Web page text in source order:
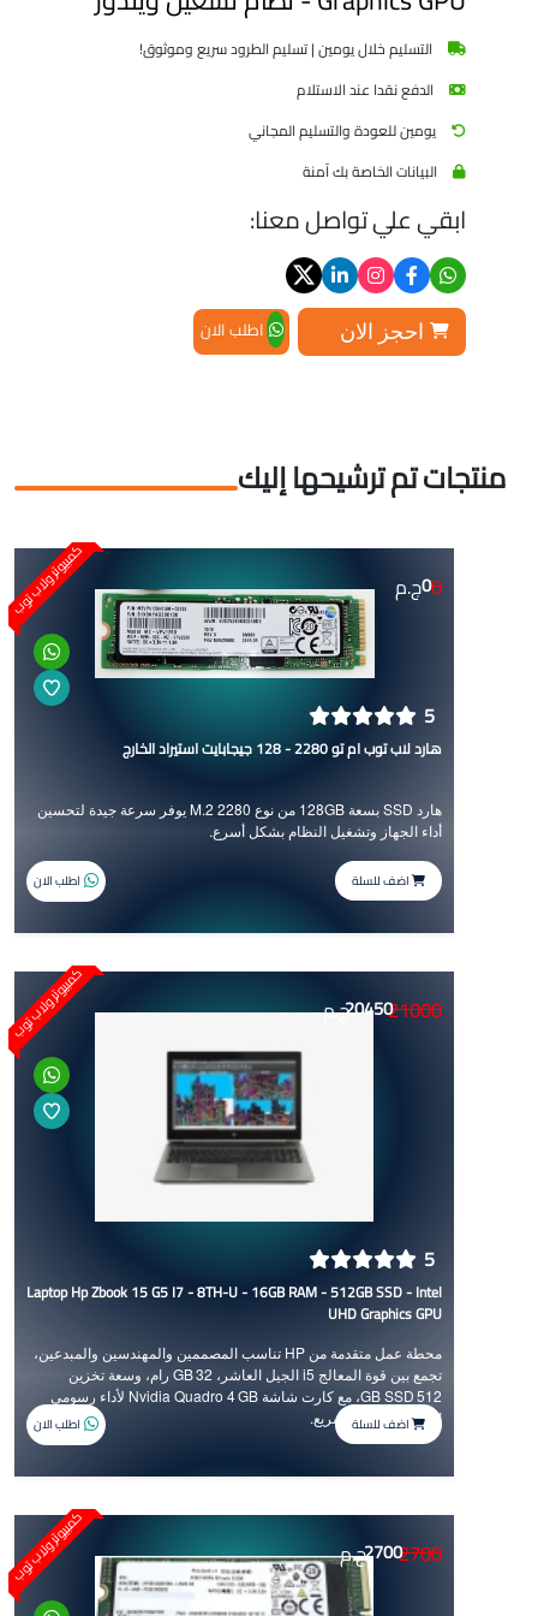
التسليم خلال يومين | تسليم الطرود سريع وموثوق!
الدفع نقدا عند الاستلام
يومين للعودة والتسليم المجاني
البيانات الخاصة بك آمنة
ابقي علي تواصل معنا:
احجز الان اطلب الان
منتجات تم ترشيحها إليك
كمبيوتر ولاب توب
5
هارد لاب توب ام تو 2280 - 128 جيجابايت استيراد الخارج
هارد SSD بسعة 128GB من نوع M.2 2280 يوفر سرعة جيدة لتحسين
أداء الجهاز وتشغيل النظام بشكل أسرع.
0
0ج.م
اضف للسلة اطلب الان
كمبيوتر ولاب توب
5
Laptop Hp Zbook 15 G5 I7 - 8TH-U - 16GB RAM - 512GB SSD - Intel
UHD Graphics GPU
محطة عمل متقدمة من HP تناسب المصممين والمهندسين والمبدعين،
تجمع بين قوة المعالج i5 الجيل العاشر، 32 GB رام، وسعة تخزين
512 GB SSD، مع كارت شاشة Nvidia Quadro 4 GB لأداء رسومي
احترافي سلس وسريع.
21000
20450ج.م
اضف للسلة اطلب الان
كمبيوتر ولاب توب 2700
2700ج.م